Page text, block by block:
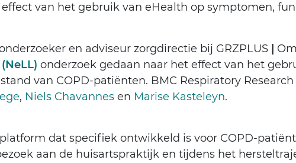
van het gebruik van eHealth op symptomen,
en adviseur zorgdirectie bij GRZPLUS
onderzoek gedaan naar het effect van het
van COPD-patiënten. BMC Respiratory
, Niels Chavannes en Marise Kasteleyn.
dat specifiek ontwikkeld is voor COPD-
aan de huisartspraktijk en tijdens het